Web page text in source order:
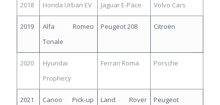
2018 Honda Urban EV Jaguar E-Pace Volvo Cars
2019
Alfa Romeo
Tonale
Peugeot 208 Citroën
2020
Hyundai
Prophecy
Ferrari Roma Porsche
2021
Canoo Pick-up
Land Rover
Peugeot